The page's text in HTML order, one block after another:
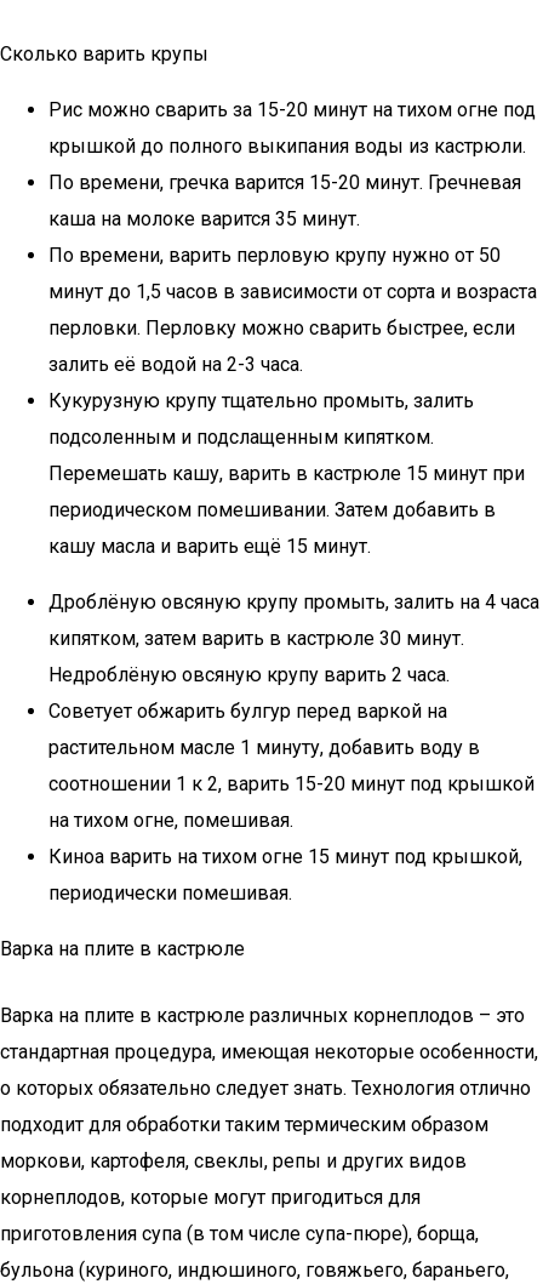
Сколько варить крупы
Рис можно сварить за 15-20 минут на тихом огне под
крышкой до полного выкипания воды из кастрюли.
По времени, гречка варится 15-20 минут. Гречневая
каша на молоке варится 35 минут.
По времени, варить перловую крупу нужно от 50
минут до 1,5 часов в зависимости от сорта и возраста
перловки. Перловку можно сварить быстрее, если
залить её водой на 2-3 часа.
Кукурузную крупу тщательно промыть, залить
подсоленным и подслащенным кипятком.
Перемешать кашу, варить в кастрюле 15 минут при
периодическом помешивании. Затем добавить в
кашу масла и варить ещё 15 минут.
Дроблёную овсяную крупу промыть, залить на 4 часа
кипятком, затем варить в кастрюле 30 минут.
Недроблёную овсяную крупу варить 2 часа.
Советует обжарить булгур перед варкой на
растительном масле 1 минуту, добавить воду в
соотношении 1 к 2, варить 15-20 минут под крышкой
на тихом огне, помешивая.
Киноа варить на тихом огне 15 минут под крышкой,
периодически помешивая.
Варка на плите в кастрюле
Варка на плите в кастрюле различных корнеплодов – это
стандартная процедура, имеющая некоторые особенности,
о которых обязательно следует знать. Технология отлично
подходит для обработки таким термическим образом
моркови, картофеля, свеклы, репы и других видов
корнеплодов, которые могут пригодиться для
приготовления супа (в том числе супа-пюре), борща,
бульона (куриного, индюшиного, говяжьего, бараньего,